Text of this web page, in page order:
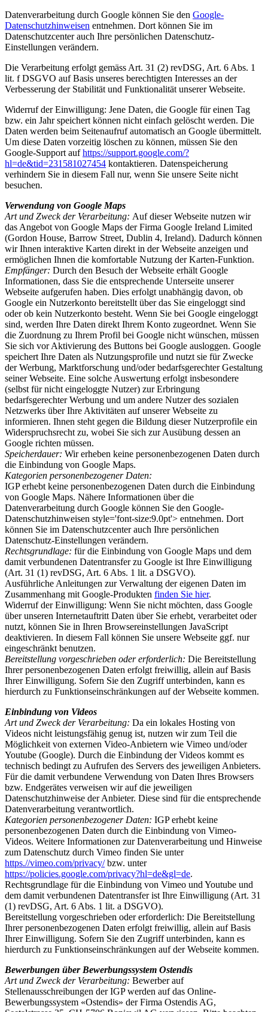
Datenverarbeitung durch Google können Sie den Google-
Datenschutzhinweisen entnehmen. Dort können Sie im
Datenschutzcenter auch Ihre persönlichen Datenschutz-
Einstellungen verändern.
Die Verarbeitung erfolgt gemäss Art. 31 (2) revDSG, Art. 6 Abs. 1
lit. f DSGVO auf Basis unseres berechtigten Interesses an der
Verbesserung der Stabilität und Funktionalität unserer Webseite.
Widerruf der Einwilligung: Jene Daten, die Google für einen Tag
bzw. ein Jahr speichert können nicht einfach gelöscht werden. Die
Daten werden beim Seitenaufruf automatisch an Google übermittelt.
Um diese Daten vorzeitig löschen zu können, müssen Sie den
Google-Support aufhttps://support.google.com/?
hl=de&tid=231581027454 kontaktieren. Datenspeicherung
verhindern Sie in diesem Fall nur, wenn Sie unsere Seite nicht
besuchen.
Verwendung von Google Maps
Art und Zweck der Verarbeitung: Auf dieser Webseite nutzen wir
das Angebot von Google Maps der Firma Google Ireland Limited
(Gordon House, Barrow Street, Dublin 4, Ireland). Dadurch können
wir Ihnen interaktive Karten direkt in der Webseite anzeigen und
ermöglichen Ihnen die komfortable Nutzung der Karten-Funktion.
Empfänger: Durch den Besuch der Webseite erhält Google
Informationen, dass Sie die entsprechende Unterseite unserer
Webseite aufgerufen haben. Dies erfolgt unabhängig davon, ob
Google ein Nutzerkonto bereitstellt über das Sie eingeloggt sind
oder ob kein Nutzerkonto besteht. Wenn Sie bei Google eingeloggt
sind, werden Ihre Daten direkt Ihrem Konto zugeordnet. Wenn Sie
die Zuordnung zu Ihrem Profil bei Google nicht wünschen, müssen
Sie sich vor Aktivierung des Buttons bei Google ausloggen. Google
speichert Ihre Daten als Nutzungsprofile und nutzt sie für Zwecke
der Werbung, Marktforschung und/oder bedarfsgerechter Gestaltung
seiner Webseite. Eine solche Auswertung erfolgt insbesondere
(selbst für nicht eingeloggte Nutzer) zur Erbringung
bedarfsgerechter Werbung und um andere Nutzer des sozialen
Netzwerks über Ihre Aktivitäten auf unserer Webseite zu
informieren. Ihnen steht gegen die Bildung dieser Nutzerprofile ein
Widerspruchsrecht zu, wobei Sie sich zur Ausübung dessen an
Google richten müssen.
Speicherdauer: Wir erheben keine personenbezogenen Daten durch
die Einbindung von Google Maps.
Kategorien personenbezogener Daten:
IGP erhebt keine personenbezogenen Daten durch die Einbindung
von Google Maps. Nähere Informationen über die
Datenverarbeitung durch Google können Sie den Google-
Datenschutzhinweisen style='font-size:9.0pt'> entnehmen. Dort
können Sie im Datenschutzcenter auch Ihre persönlichen
Datenschutz-Einstellungen verändern.
Rechtsgrundlage: für die Einbindung von Google Maps und dem
damit verbundenen Datentransfer zu Google ist Ihre Einwilligung
(Art. 31 (1) revDSG, Art. 6 Abs. 1 lit. a DSGVO).
Ausführliche Anleitungen zur Verwaltung der eigenen Daten im
Zusammenhang mit Google-Produkten finden Sie hier.
Widerruf der Einwilligung: Wenn Sie nicht möchten, dass Google
über unseren Internetauftritt Daten über Sie erhebt, verarbeitet oder
nutzt, können Sie in Ihren Browsereinstellungen JavaScript
deaktivieren. In diesem Fall können Sie unsere Webseite ggf. nur
eingeschränkt benutzen.
Bereitstellung vorgeschrieben oder erforderlich: Die Bereitstellung
Ihrer personenbezogenen Daten erfolgt freiwillig, allein auf Basis
Ihrer Einwilligung. Sofern Sie den Zugriff unterbinden, kann es
hierdurch zu Funktionseinschränkungen auf der Webseite kommen.
Einbindung von Videos
Art und Zweck der Verarbeitung: Da ein lokales Hosting von
Videos nicht leistungsfähig genug ist, nutzen wir zum Teil die
Möglichkeit von externen Video-Anbietern wie Vimeo und/oder
Youtube (Google). Durch die Einbindung der Videos kommt es
technisch bedingt zu Aufrufen des Servers des jeweiligen Anbieters.
Für die damit verbundene Verwendung von Daten Ihres Browsers
bzw. Endgerätes verweisen wir auf die jeweiligen
Datenschutzhinweise der Anbieter. Diese sind für die entsprechende
Datenverarbeitung verantwortlich.
Kategorien personenbezogener Daten: IGP erhebt keine
personenbezogenen Daten durch die Einbindung von Vimeo-
Videos. Weitere Informationen zur Datenverarbeitung und Hinweise
zum Datenschutz durch Vimeo finden Sie unter
https.//vimeo.com/privacy/bzw. unter
https://policies.google.com/privacy?hl=de&gl=de.
Rechtsgrundlage für die Einbindung von Vimeo und Youtube und
dem damit verbundenen Datentransfer ist Ihre Einwilligung (Art. 31
(1) revDSG, Art. 6 Abs. 1 lit. a DSGVO).
Bereitstellung vorgeschrieben oder erforderlich: Die Bereitstellung
Ihrer personenbezogenen Daten erfolgt freiwillig, allein auf Basis
Ihrer Einwilligung. Sofern Sie den Zugriff unterbinden, kann es
hierdurch zu Funktionseinschränkungen auf der Webseite kommen.
Bewerbungen über Bewerbungssystem Ostendis
Art und Zweck der Verarbeitung: Bewerber auf
Stellenausschreibungen der IGP werden auf das Online-
Bewerbungssystem «Ostendis» der Firma Ostendis AG,